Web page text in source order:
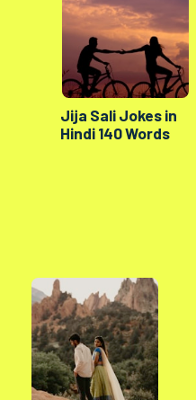
Jija Sali Jokes in
Hindi 140 Words